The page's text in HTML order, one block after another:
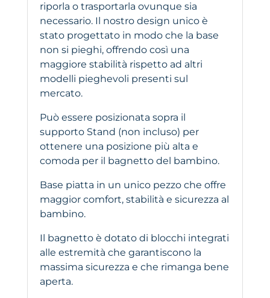
riporla o trasportarla ovunque sia
necessario. Il nostro design unico è
stato progettato in modo che la base
non si pieghi, offrendo così una
maggiore stabilità rispetto ad altri
modelli pieghevoli presenti sul
mercato.
Può essere posizionata sopra il
supporto Stand (non incluso) per
ottenere una posizione più alta e
comoda per il bagnetto del bambino.
Base piatta in un unico pezzo che offre
maggior comfort, stabilità e sicurezza al
bambino.
Il bagnetto è dotato di blocchi integrati
alle estremità che garantiscono la
massima sicurezza e che rimanga bene
aperta.